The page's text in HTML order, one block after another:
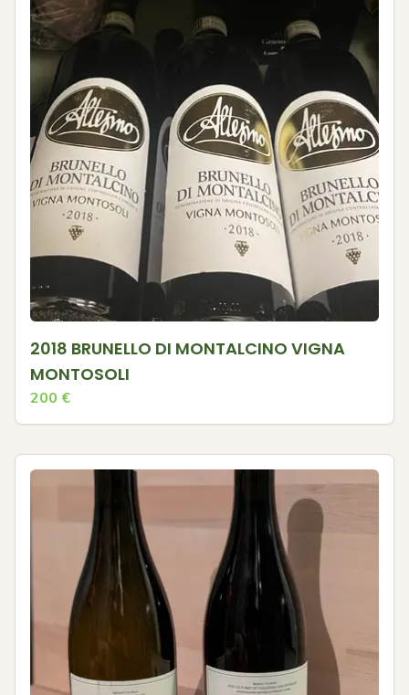
2018 BRUNELLO DI MONTALCINO VIGNA
MONTOSOLI
200 €